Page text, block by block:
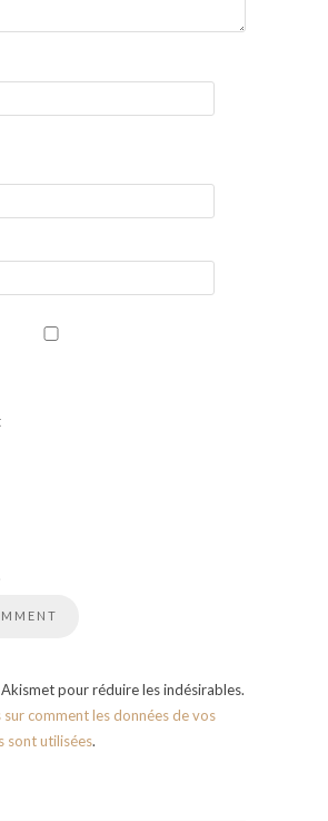
pour réduire les indésirables.
sur comment les données de vos
sont utilisées.